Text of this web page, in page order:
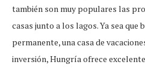
también son muy populares las
casas junto a los lagos. Ya sea que
permanente, una casa de
inversión, Hungría ofrece